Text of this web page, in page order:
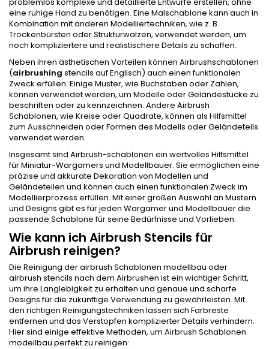
eine ruhige Hand zu benötigen. Eine Malschablone kann auch in
Kombination mit anderen Modelliertechniken, wie z. B.
Trockenbürsten oder Strukturwalzen, verwendet werden, um
noch kompliziertere und realistischere Details zu schaffen.
Neben ihren ästhetischen Vorteilen können Airbrushschablonen
(airbrushing stencils auf Englisch) auch einen funktionalen
Zweck erfüllen. Einige Muster, wie Buchstaben oder Zahlen,
können verwendet werden, um Modelle oder Geländestücke zu
beschriften oder zu kennzeichnen. Andere Airbrush
Schablonen, wie Kreise oder Quadrate, können als Hilfsmittel
zum Ausschneiden oder Formen des Modells oder Geländeteils
verwendet werden.
Insgesamt sind Airbrush-schablonen ein wertvolles Hilfsmittel
für Miniatur-Wargamers und Modellbauer. Sie ermöglichen eine
präzise und akkurate Dekoration von Modellen und
Geländeteilen und können auch einen funktionalen Zweck im
Modellierprozess erfüllen. Mit einer großen Auswahl an Mustern
und Designs gibt es für jeden Wargamer und Modellbauer die
passende Schablone für seine Bedürfnisse und Vorlieben.
Wie kann ich Airbrush Stencils für
Airbrush reinigen?
Die Reinigung der airbrush Schablonen modellbau oder
airbrush stencils nach dem Airbrushen ist ein wichtiger Schritt,
um ihre Langlebigkeit zu erhalten und genaue und scharfe
Designs für die zukünftige Verwendung zu gewährleisten. Mit
den richtigen Reinigungstechniken lassen sich Farbreste
entfernen und das Verstopfen komplizierter Details verhindern.
Hier sind einige effektive Methoden, um Airbrush Schablonen
modellbau perfekt zu reinigen: